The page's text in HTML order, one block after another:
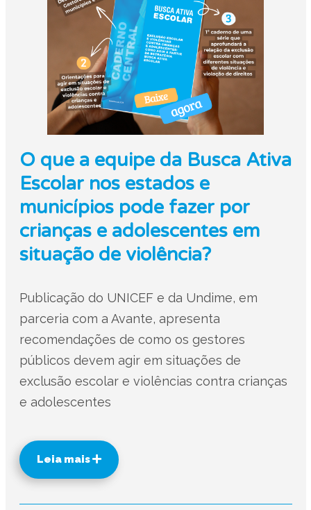
O que a equipe da Busca Ativa
Escolar nos estados e
municípios pode fazer por
crianças e adolescentes em
situação de violência?
Publicação do UNICEF e da Undime, em
parceria com a Avante, apresenta
recomendações de como os gestores
públicos devem agir em situações de
exclusão escolar e violências contra crianças
e adolescentes
Leia mais